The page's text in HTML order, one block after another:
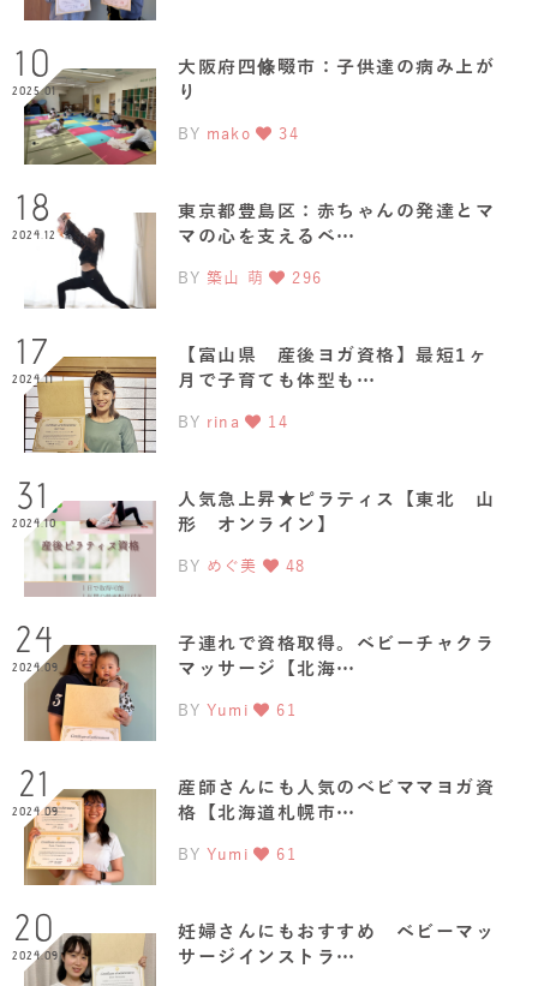
10
2025.01
大阪府四條畷市：子供達の病み上が
り
BY mako 34
18
2024.12
東京都豊島区：赤ちゃんの発達とマ
マの心を支えるベ…
BY 築山 萌 296
17
2024.11
【富山県 産後ヨガ資格】最短1ヶ
月で子育ても体型も…
BY rina 14
31
2024.10
人気急上昇★ピラティス【東北 山
形 オンライン】
BY めぐ美 48
24
2024.09
子連れで資格取得。ベビーチャクラ
マッサージ【北海…
BY Yumi 61
21
2024.09
産師さんにも人気のべビママヨガ資
格【北海道札幌市…
BY Yumi 61
20
2024.09
妊婦さんにもおすすめ ベビーマッ
サージインストラ…